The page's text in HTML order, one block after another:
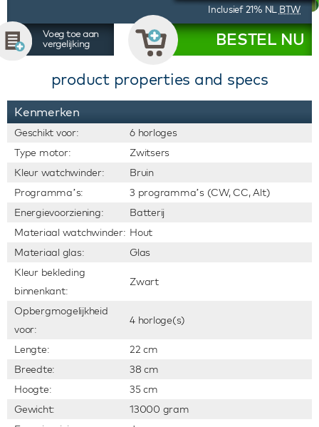
Inclusief 21% NL BTW
Voeg toe aan
vergelijking
BESTEL NU
product properties and specs
Kenmerken
Geschikt voor:
6 horloges
Type motor:
Zwitsers
Kleur watchwinder:
Bruin
Programma’s:
3 programma’s (CW, CC, Alt)
Energievoorziening:
Batterij
Materiaal watchwinder: Hout
Materiaal glas:
Glas
Kleur bekleding
binnenkant:
Zwart
Opbergmogelijkheid
voor:
4 horloge(s)
Lengte:
22 cm
Breedte:
38 cm
Hoogte:
35 cm
Gewicht:
13000 gram